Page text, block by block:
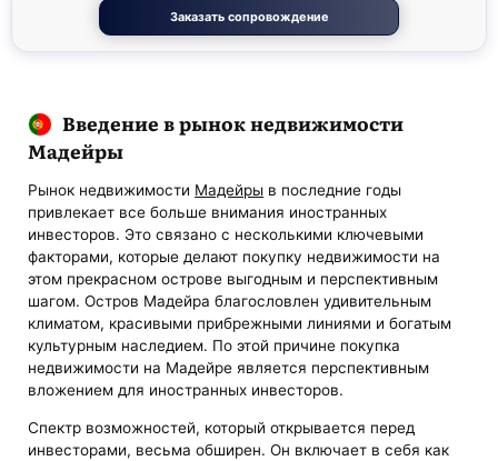
Заказать сопровождение
Введение в рынок недвижимости
Мадейры
Рынок недвижимости Мадейры в последние годы
привлекает все больше внимания иностранных
инвесторов. Это связано с несколькими ключевыми
факторами, которые делают покупку недвижимости на
этом прекрасном острове выгодным и перспективным
шагом. Остров Мадейра благословлен удивительным
климатом, красивыми прибрежными линиями и богатым
культурным наследием. По этой причине покупка
недвижимости на Мадейре является перспективным
вложением для иностранных инвесторов.
Спектр возможностей, который открывается перед
инвесторами, весьма обширен. Он включает в себя как